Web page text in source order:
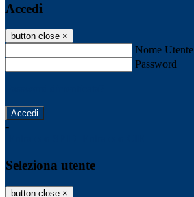
Accedi
button close ×
Nome Utente
Password
-
Seleziona utente
button close ×